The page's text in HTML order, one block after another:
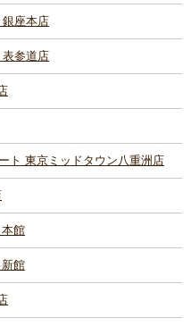
座本店
参道店
ト 東京ミッドタウン八重洲店
館
館